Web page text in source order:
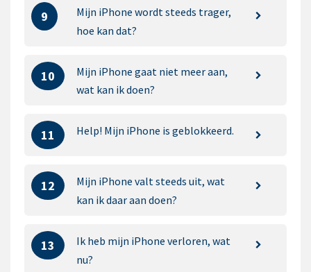
9
Mijn iPhone wordt steeds trager,
hoe kan dat?
10
Mijn iPhone gaat niet meer aan,
wat kan ik doen?
11 Help! Mijn iPhone is geblokkeerd.
12
Mijn iPhone valt steeds uit, wat
kan ik daar aan doen?
13
Ik heb mijn iPhone verloren, wat
nu?